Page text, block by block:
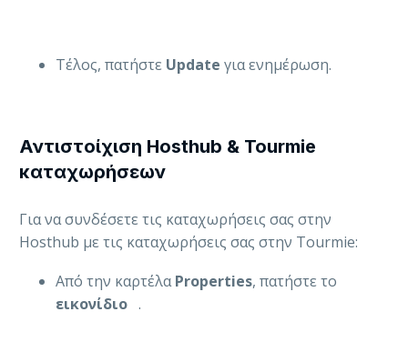
Τέλος, πατήστε Update για ενημέρωση.
Αντιστοίχιση Hosthub & Tourmie
καταχωρήσεων
Για να συνδέσετε τις καταχωρήσεις σας στην
Hosthub με τις καταχωρήσεις σας στην Tourmie:
Από την καρτέλαProperties, πατήστε το
εικονίδιο .